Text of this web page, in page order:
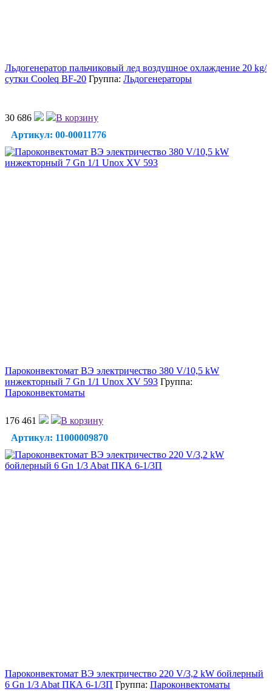
Льдогенератор пальчиковый лед воздушное охлаждение 20 kg/
сутки Cooleq BF-20 Группа: Льдогенераторы
30 686
В корзину
Артикул: 00-00011776
Пароконвектомат ВЭ электричество 380 V/10,5 kW
инжекторный 7 Gn 1/1 Unox XV 593 Группа:
Пароконвектоматы
176 461
В корзину
Артикул: 11000009870
Пароконвектомат ВЭ электричество 220 V/3,2 kW бойлерный
6 Gn 1/3 Abat ПКА 6-1/3П Группа: Пароконвектоматы